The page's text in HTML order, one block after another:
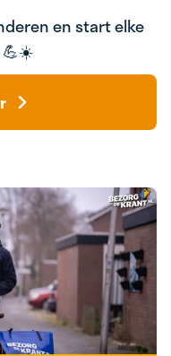
en start elke
💪☀️